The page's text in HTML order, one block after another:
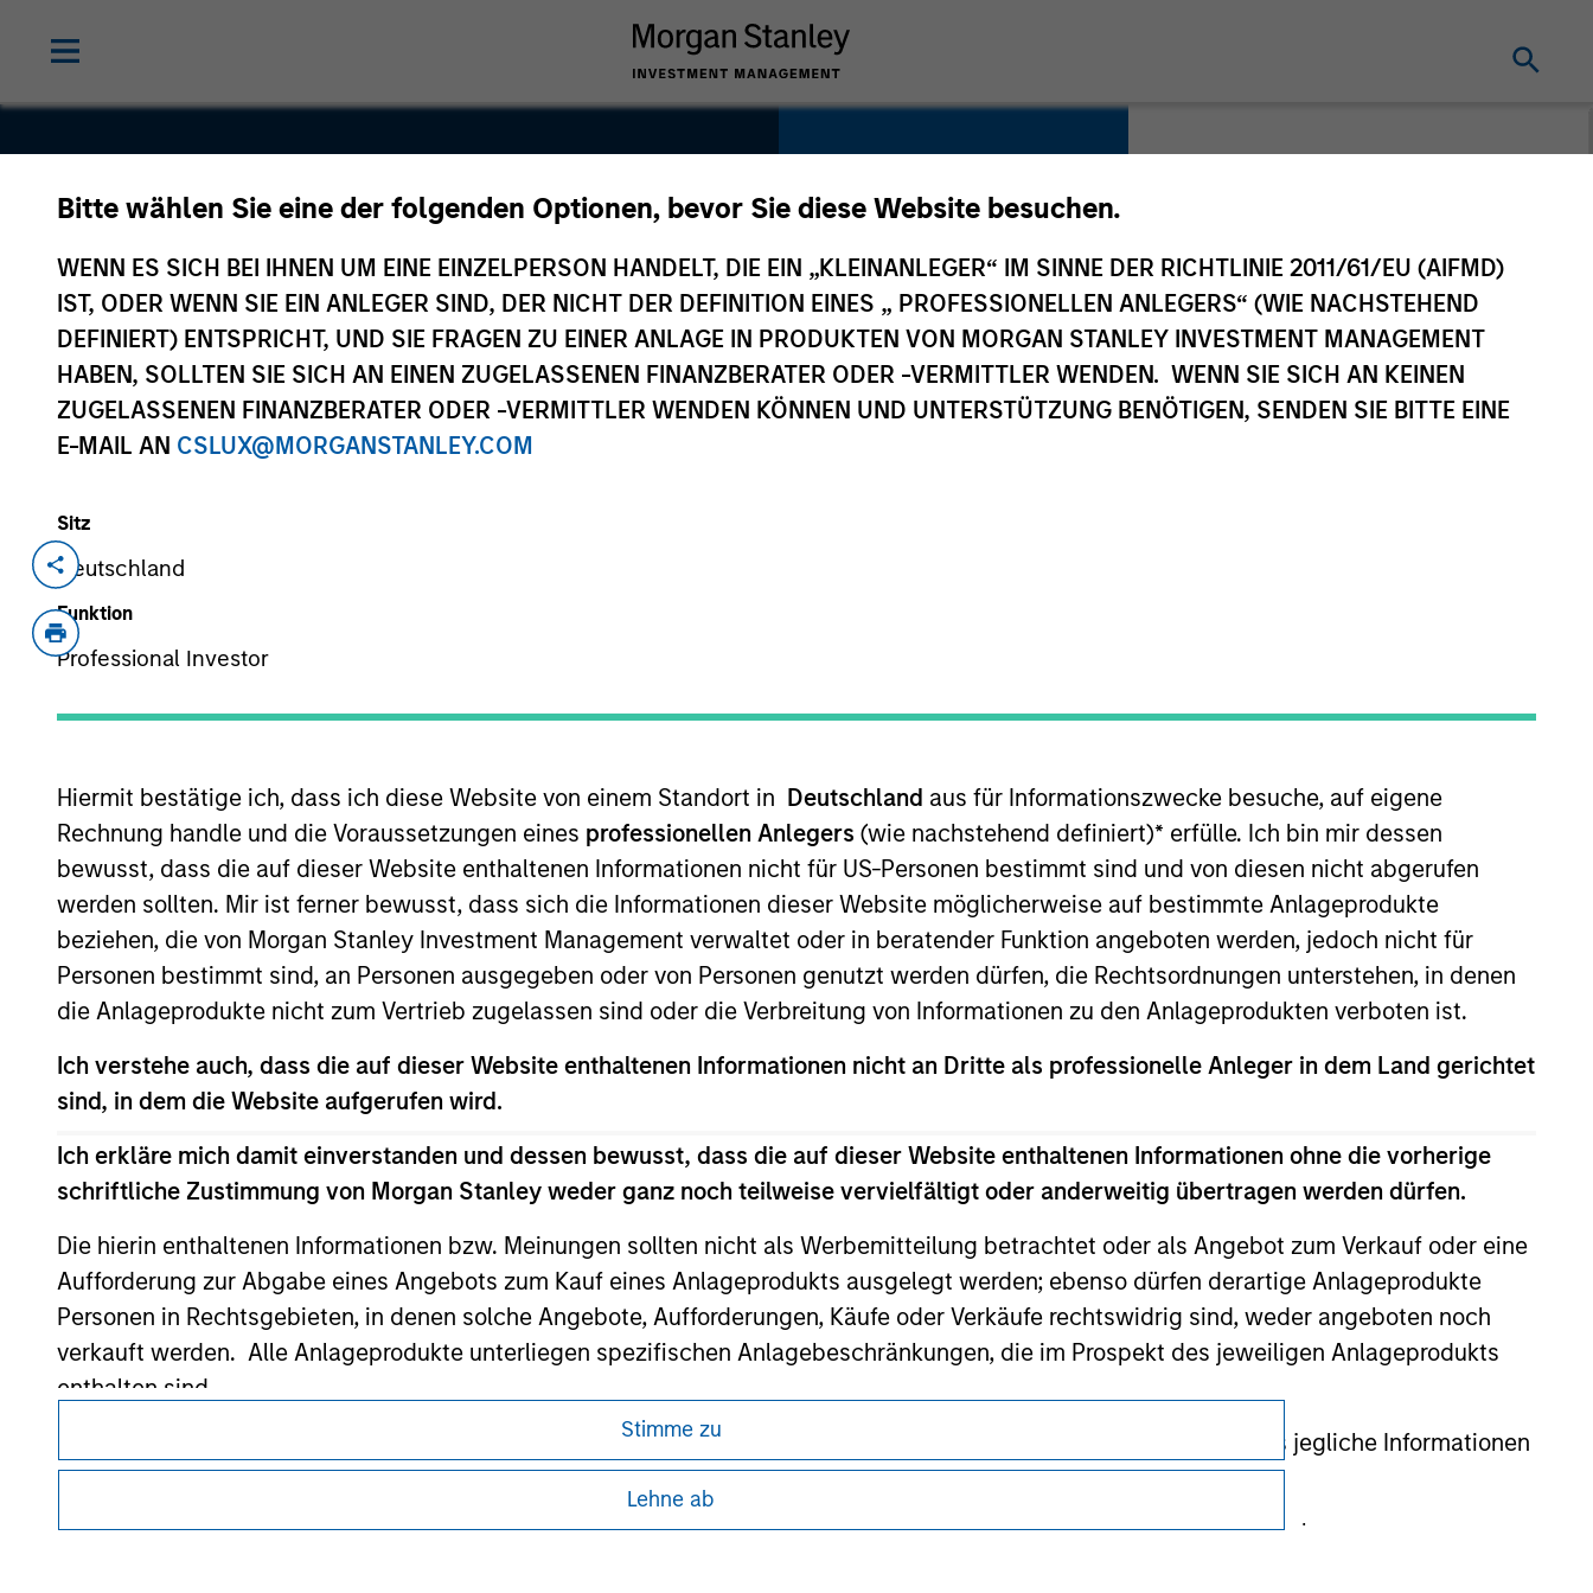
Bitte wählen Sie eine der folgenden Optionen, bevor Sie diese Website besuchen.
WENN ES SICH BEI IHNEN UM EINE EINZELPERSON HANDELT, DIE EIN „KLEINANLEGER“ IM SINNE DER RICHTLINIE 2011/61/EU (AIFMD)
IST, ODER WENN SIE EIN ANLEGER SIND, DER NICHT DER DEFINITION EINES „ PROFESSIONELLEN ANLEGERS“ (WIE NACHSTEHEND
DEFINIERT) ENTSPRICHT, UND SIE FRAGEN ZU EINER ANLAGE IN PRODUKTEN VON MORGAN STANLEY INVESTMENT MANAGEMENT
HABEN, SOLLTEN SIE SICH AN EINEN ZUGELASSENEN FINANZBERATER ODER -VERMITTLER WENDEN. WENN SIE SICH AN KEINEN
ZUGELASSENEN FINANZBERATER ODER -VERMITTLER WENDEN KÖNNEN UND UNTERSTÜTZUNG BENÖTIGEN, SENDEN SIE BITTE EINE
E-MAIL AN CSLUX@MORGANSTANLEY.COM
Sitz
Deutschland
Funktion
Professional Investor
Hiermit bestätige ich, dass ich diese Website von einem Standort in Deutschland aus für Informationszwecke besuche, auf eigene
Rechnung handle und die Voraussetzungen eines professionellen Anlegers (wie nachstehend definiert)* erfülle. Ich bin mir dessen
bewusst, dass die auf dieser Website enthaltenen Informationen nicht für US-Personen bestimmt sind und von diesen nicht abgerufen
werden sollten. Mir ist ferner bewusst, dass sich die Informationen dieser Website möglicherweise auf bestimmte Anlageprodukte
beziehen, die von Morgan Stanley Investment Management verwaltet oder in beratender Funktion angeboten werden, jedoch nicht für
Personen bestimmt sind, an Personen ausgegeben oder von Personen genutzt werden dürfen, die Rechtsordnungen unterstehen, in denen
die Anlageprodukte nicht zum Vertrieb zugelassen sind oder die Verbreitung von Informationen zu den Anlageprodukten verboten ist.
Ich verstehe auch, dass die auf dieser Website enthaltenen Informationen nicht an Dritte als professionelle Anleger in dem Land gerichtet
sind, in dem die Website aufgerufen wird.
Ich erkläre mich damit einverstanden und dessen bewusst, dass die auf dieser Website enthaltenen Informationen ohne die vorherige
schriftliche Zustimmung von Morgan Stanley weder ganz noch teilweise vervielfältigt oder anderweitig übertragen werden dürfen.
Die hierin enthaltenen Informationen bzw. Meinungen sollten nicht als Werbemitteilung betrachtet oder als Angebot zum Verkauf oder eine
Aufforderung zur Abgabe eines Angebots zum Kauf eines Anlageprodukts ausgelegt werden; ebenso dürfen derartige Anlageprodukte
Personen in Rechtsgebieten, in denen solche Angebote, Aufforderungen, Käufe oder Verkäufe rechtswidrig sind, weder angeboten noch
verkauft werden. Alle Anlageprodukte unterliegen spezifischen Anlagebeschränkungen, die im Prospekt des jeweiligen Anlageprodukts
enthalten sind.
Mir ist ebenfalls bewusst, dass Morgan Stanley Investment Management weder garantiert noch gewährleistet, dass jegliche Informationen
auf dieser Website korrekt oder vollständig oder für einen bestimmten Zweck geeignet sind.
Morgan Stanley Investment Management erlegt Fachleuten des Finanzsektors Verpflichtungen auf, um den Missbrauch von
Stimme zu
Lehne ab
AMTD Group
Financial Services
China
Invested on
AMTD is a leading full-fledged securities service platform and cross-border investment
brokerage firm in Hong Kong.
As of July 25, 2025. The above is provided for informational and educational purposes only. There is no guarantee that the investment mentioned
resulted in positive performance (for realized holdings), or will perform well in the future (for current holdings). The trademarks and service marks
above are the property of their respective owners. The information on this website has not been authorized, sponsored, or otherwise approved by
such owners. By clicking on any links shown here, you agree that you are navigating to a third party site. We are providing these hyperlinks to you
only as a convenience and the inclusion of any hyperlink is not and does not imply any endorsement, approval, investigation, verification or
monitoring by us of any information contained in any hyperlinked site. In no event shall we be responsible for the information contained on the site
or your use of such site.
Morgan Stanley
Morgan Stanley Careers
Nutzer müssen die Nutzungsbedingungen lesen und akzeptieren, da in diesen bestimmte gesetzliche und
regulatorische Auflagen enthalten sind, die für die Verbreitung von Informationen zu den Anlageprodukten
Your Privacy Choices
Nutzungsbedingungen